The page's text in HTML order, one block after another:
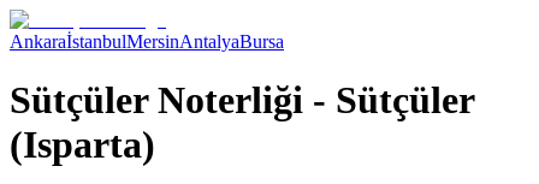
AnkaraİstanbulMersinAntalyaBursa
Sütçüler Noterliği - Sütçüler
(Isparta)